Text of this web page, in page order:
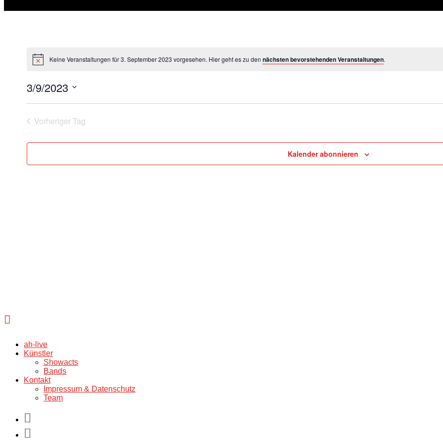
Keine Veranstaltungen für 3. September 2023 vorgesehen. Hier geht es zu den nächsten bevorstehenden Veranstaltungen.
3/9/2023
Vorheriger Tag
Kalender abonnieren
ah-live
Künstler
Showacts
Bands
Kontakt
Impressum & Datenschutz
Team